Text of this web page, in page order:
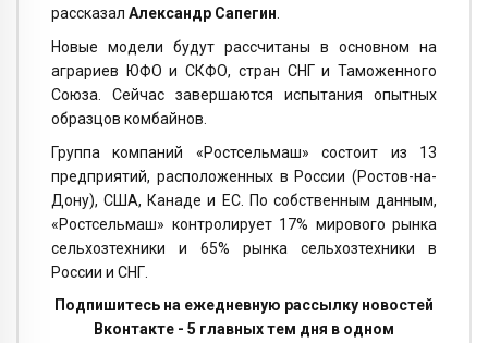
рассказал Александр Сапегин.
Новые модели будут рассчитаны в основном на
аграриев ЮФО и СКФО, стран СНГ и Таможенного
Союза. Сейчас завершаются испытания опытных
образцов комбайнов.
Группа компаний «Ростсельмаш» состоит из 13
предприятий, расположенных в России (Ростов-на-
Дону), США, Канаде и ЕС. По собственным данным,
«Ростсельмаш» контролирует 17% мирового рынка
сельхозтехники и 65% рынка сельхозтехники в
России и СНГ.
Подпишитесь на ежедневную рассылку новостей
Вконтакте - 5 главных тем дня в одном